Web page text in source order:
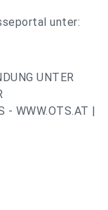
unter:
UNTER
- WWW.OTS.AT |